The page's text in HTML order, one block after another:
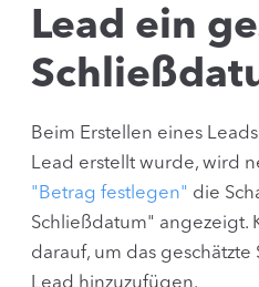
Lead ein
Beim Erstellen eines
Lead erstellt wurde, wird
"Betrag festlegen" die
Schließdatum" angezeigt.
darauf, um das
Lead hinzuzufügen.